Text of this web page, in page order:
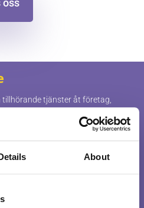
About
oss
tjänster åt företag,
Oavsett om du vill ha
din flyttning, så kan vi hjälpa
packning, montering,